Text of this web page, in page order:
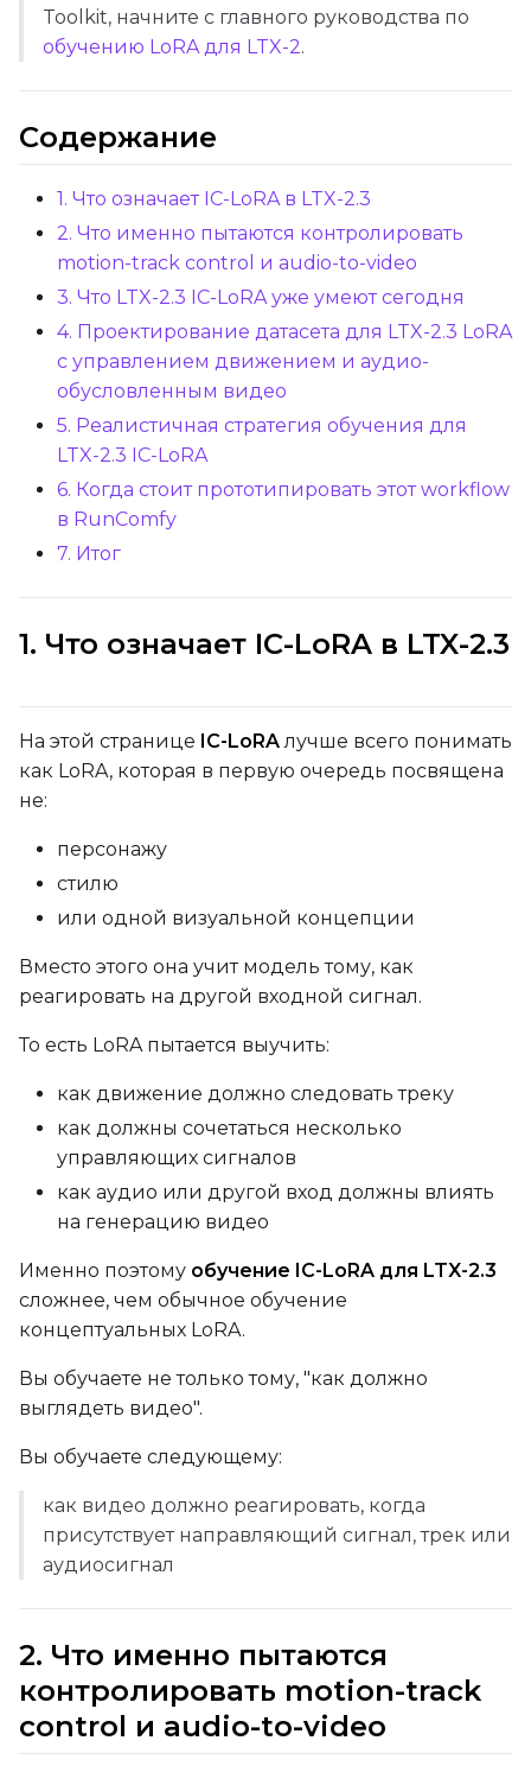
Steps
Optimizer
AdamW8Bit
Weight Decay
Loss Type
EMA (Exponential Moving
ToggleUse EMA
Use EMA
ToggleDifferential
Differential Output
ToggleContrastive
Contrastive Guidance
VALIDATION
ADVANCED
DATASETS
Upload a dataset
Dataset1
Select...
LoRA Weight
Toolkit, начните с главного руководства по
обучению LoRA для LTX-2.
Содержание
1. Что означает IC-LoRA в LTX-2.3
2. Что именно пытаются контролировать
motion-track control и audio-to-video
3. Что LTX-2.3 IC-LoRA уже умеют сегодня
4. Проектирование датасета для LTX-2.3 LoRA
с управлением движением и аудио-
обусловленным видео
5. Реалистичная стратегия обучения для
LTX-2.3 IC-LoRA
6. Когда стоит прототипировать этот workflow
в RunComfy
7. Итог
1. Что означает IC-LoRA в LTX-2.3
На этой странице IC-LoRAлучше всего понимать
как LoRA, которая в первую очередь посвящена
не:
персонажу
стилю
или одной визуальной концепции
Вместо этого она учит модель тому, как
реагировать на другой входной сигнал.
То есть LoRA пытается выучить:
как движение должно следовать треку
как должны сочетаться несколько
управляющих сигналов
как аудио или другой вход должны влиять
на генерацию видео
Именно поэтому обучение IC-LoRA для LTX-2.3
сложнее, чем обычное обучение
концептуальных LoRA.
Вы обучаете не только тому, "как должно
выглядеть видео".
Вы обучаете следующему:
как видео должно реагировать, когда
присутствует направляющий сигнал, трек или
аудиосигнал
2. Что именно пытаются
контролировать motion-track
control и audio-to-video